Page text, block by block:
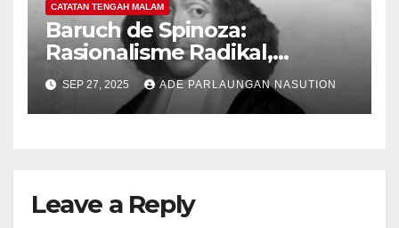
CATATAN TENGAH MALAM
Baruch de Spinoza:
Rasionalisme Radikal,
Monisme, dan Kebebasan
Intelektual
SEP 27, 2025 ADE PARLAUNGAN NASUTION
Leave a Reply